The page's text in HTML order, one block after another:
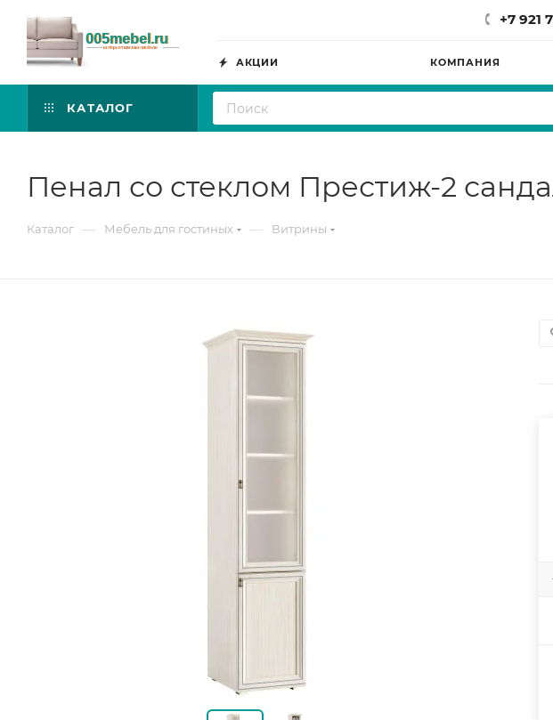
+7 921
АКЦИИ КОМПАНИЯ
КАТАЛОГ
Пенал со стеклом Престиж-2
Каталог — Мебель для гостиных — Витрины